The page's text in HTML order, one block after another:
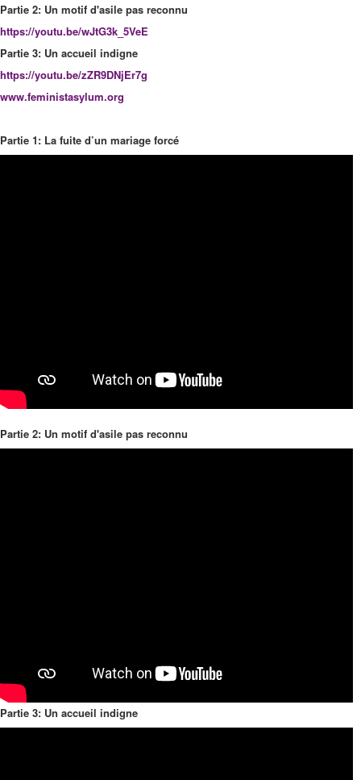
Partie 2: Un motif d'asile pas reconnu
https://youtu.be/wJtG3k_5VeE
Partie 3: Un accueil indigne
https://youtu.be/zZR9DNjEr7g
www.feministasylum.org
Partie 1: La fuite d’un mariage forcé
Partie 2: Un motif d'asile pas reconnu
Partie 3: Un accueil indigne